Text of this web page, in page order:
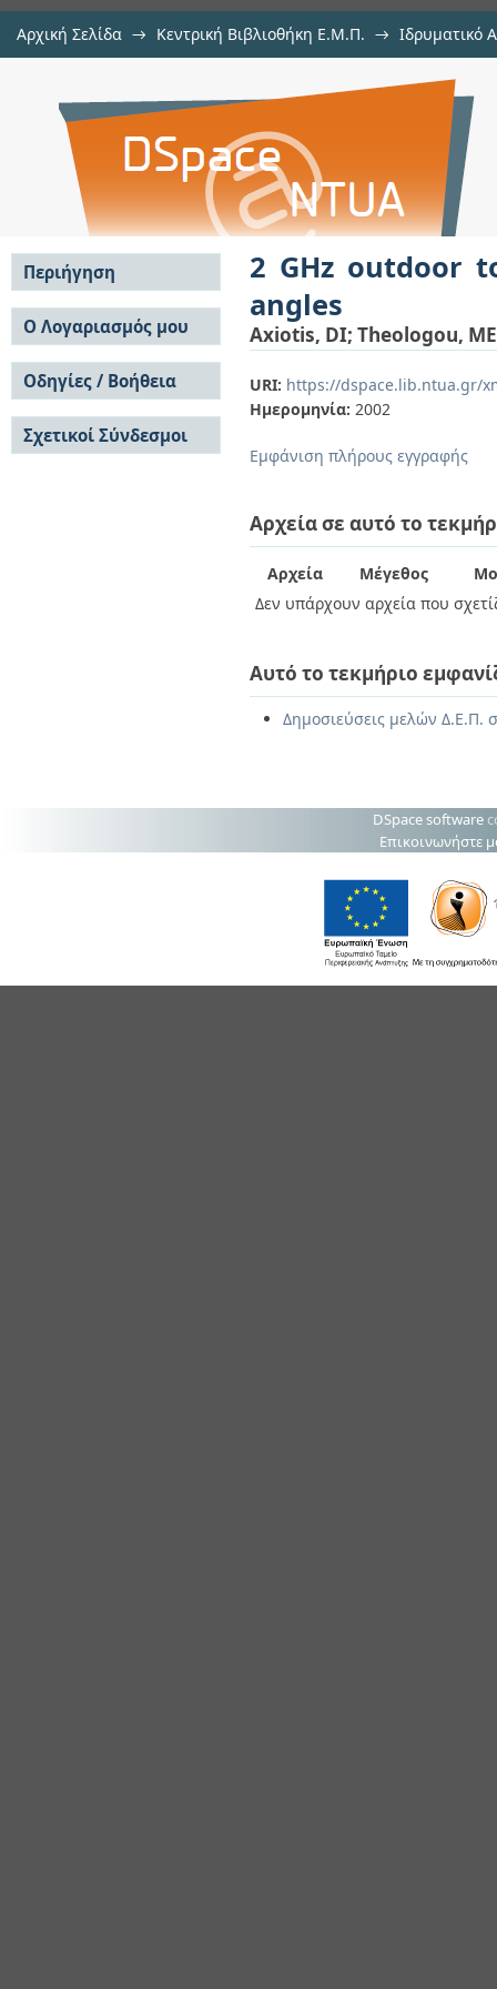
Αρχική Σελίδα → Κεντρική Βιβλιοθήκη Ε.Μ.Π. → Ιδρυματικό
2 GHz outdoor to indoor
2 GHz outdoor
angles
Axiotis, DI; Theologou, ME
URI: https://dspace.lib.ntua.gr/
Ημερομηνία: 2002
Εμφάνιση πλήρους εγγραφής
Αρχεία σε αυτό το
Αρχεία Μέγεθος
Δεν υπάρχουν αρχεία που
Αυτό το τεκμήριο
Δημοσιεύσεις μελών Δ.Ε.Π.
Περιήγηση
Σε όλο το DSpace
Κοινότητες & Συλλογές
Ανά Ημερομηνία
Έκδοσης
Συγγραφείς
Τίτλοι
Θέματα
Ο Λογαριασμός μου
Σύνδεση
Εγγραφή
Οδηγίες / Βοήθεια
Οδηγίες Υποβολής
Οδηγίες Χρήσης ΙΑ
Συχνές Ερωτήσεις
Σχετικοί Σύνδεσμοι
DSpace software
Επικοινωνήστε